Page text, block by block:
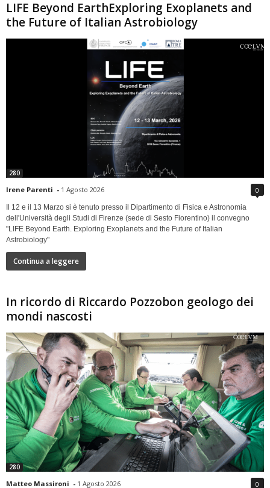
LIFE Beyond EarthExploring Exoplanets and
the Future of Italian Astrobiology
280
Irene Parenti - 1 Agosto 2026 0
Il 12 e il 13 Marzo si è tenuto presso il Dipartimento di Fisica e Astronomia
dell'Università degli Studi di Firenze (sede di Sesto Fiorentino) il convegno
"LIFE Beyond Earth. Exploring Exoplanets and the Future of Italian
Astrobiology"
Continua a leggere
In ricordo di Riccardo Pozzobon geologo dei
mondi nascosti
280
Matteo Massironi - 1 Agosto 2026 0